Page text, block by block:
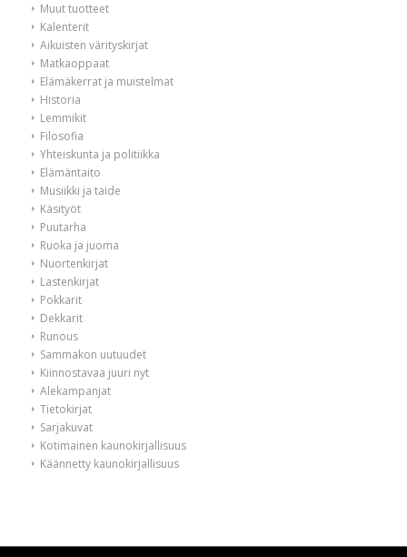
Muut tuotteet
Kalenterit
Aikuisten värityskirjat
Matkaoppaat
Elämäkerrat ja muistelmat
Historia
Lemmikit
Filosofia
Yhteiskunta ja politiikka
Elämäntaito
Musiikki ja taide
Käsityöt
Puutarha
Ruoka ja juoma
Nuortenkirjat
Lastenkirjat
Pokkarit
Dekkarit
Runous
Sammakon uutuudet
Kiinnostavaa juuri nyt
Alekampanjat
Tietokirjat
Sarjakuvat
Kotimainen kaunokirjallisuus
Käännetty kaunokirjallisuus